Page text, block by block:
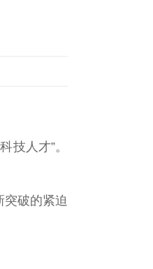
技人才”。
破的紧迫